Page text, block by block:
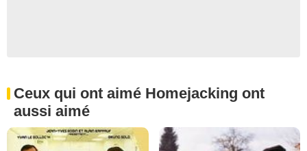
Ceux qui ont aimé Homejacking ont
aussi aimé